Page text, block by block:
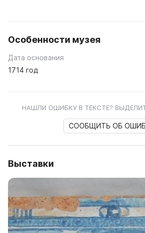
Особенности музея
Дата основания
1714 год
НАШЛИ ОШИБКУ В ТЕКСТЕ?
СООБЩИТЬ ОБ
Выставки